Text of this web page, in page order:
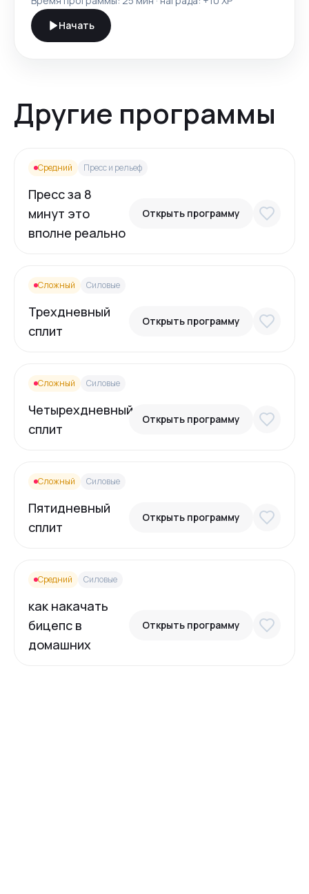
Начать
Другие программы
Средний Пресс и рельеф
Пресс за 8
минут это
вполне реально
Открыть программу
Сложный Силовые
Трехдневный
сплит
Открыть программу
Сложный Силовые
Четырехдневный
сплит
Открыть программу
Сложный Силовые
Пятидневный
сплит
Открыть программу
Средний Силовые
как накачать
бицепс в
домашних
Открыть программу